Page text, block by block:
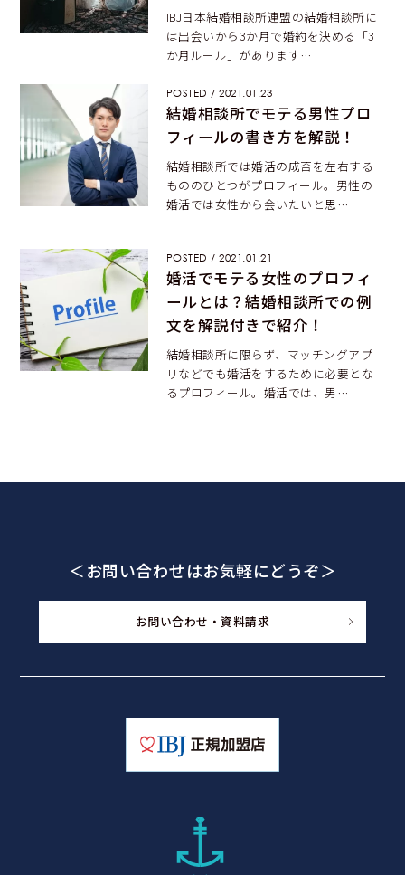
IBJ日本結婚相談所連盟の結婚相談所に
は出会いから3か月で婚約を決める「3
か月ルール」があります…
POSTED / 2021.01.23
結婚相談所でモテる男性プロ
フィールの書き方を解説！
結婚相談所では婚活の成否を左右する
もののひとつがプロフィール。男性の
婚活では女性から会いたいと思…
POSTED / 2021.01.21
婚活でモテる女性のプロフィ
ールとは？結婚相談所での例
文を解説付きで紹介！
結婚相談所に限らず、マッチングアプ
リなどでも婚活をするために必要とな
るプロフィール。婚活では、男…
＜お問い合わせはお気軽にどうぞ＞
お問い合わせ・資料請求